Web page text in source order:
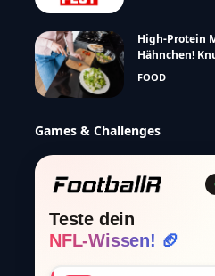
High-Protein
Hähnchen!
FOOD
Games & Challenges
Teste dein
NFL-Wissen! 🏈